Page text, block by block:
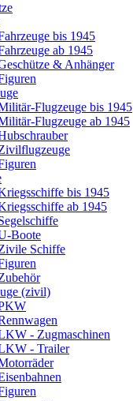
bis 1945
ab 1945
& Anhänger
Flugzeuge bis 1945
Flugzeuge ab 1945
bis 1945
ab 1945
Boote
Schiffe
(zivil)
- Zugmaschinen
- Trailer